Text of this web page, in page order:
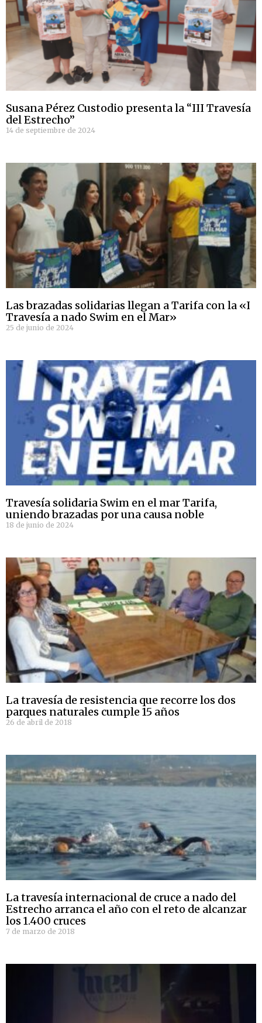
Susana Pérez Custodio presenta la “III Travesía
del Estrecho”
14 de septiembre de 2024
Las brazadas solidarias llegan a Tarifa con la «I
Travesía a nado Swim en el Mar»
25 de junio de 2024
Travesía solidaria Swim en el mar Tarifa,
uniendo brazadas por una causa noble
18 de junio de 2024
La travesía de resistencia que recorre los dos
parques naturales cumple 15 años
26 de abril de 2018
La travesía internacional de cruce a nado del
Estrecho arranca el año con el reto de alcanzar
los 1.400 cruces
7 de marzo de 2018